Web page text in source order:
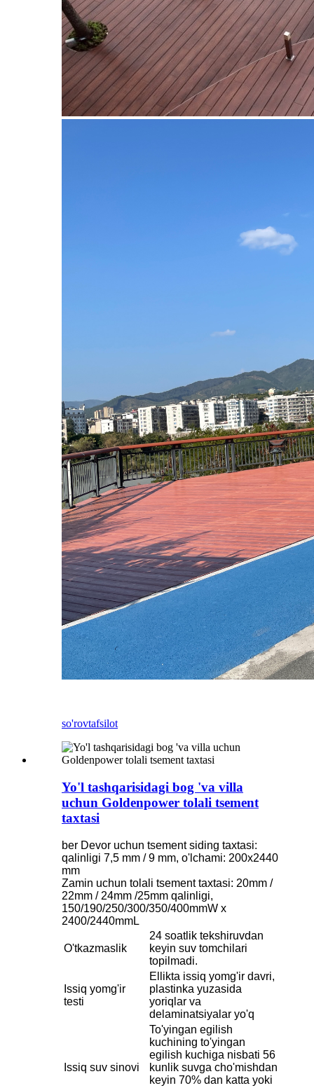
so'rovtafsilot
Yo'l tashqarisidagi bog 'va villa
uchun Goldenpower tolali tsement
taxtasi
ber Devor uchun tsement siding taxtasi:
qalinligi 7,5 mm / 9 mm, o'lchami: 200x2440
mm
Zamin uchun tolali tsement taxtasi: 20mm /
22mm / 24mm /25mm qalinligi,
150/190/250/300/350/400mmW x
2400/2440mmL
O'tkazmaslik
24 soatlik tekshiruvdan
keyin suv tomchilari
topilmadi.
Issiq yomg'ir
testi
Ellikta issiq yomg'ir davri,
plastinka yuzasida
yoriqlar va
delaminatsiyalar yo'q
Issiq suv sinovi
To'yingan egilish
kuchining to'yingan
egilish kuchiga nisbati 56
kunlik suvga cho'mishdan
keyin 70% dan katta yoki